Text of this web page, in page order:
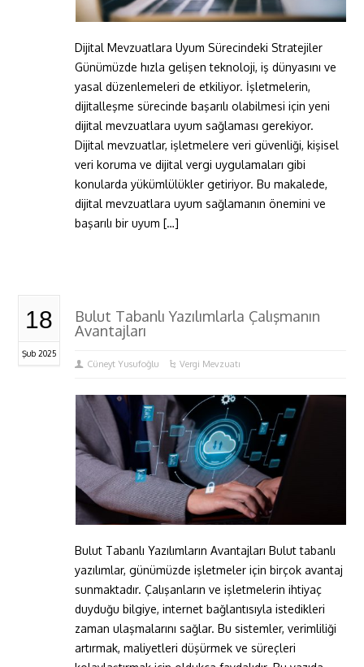
Dijital Mevzuatlara Uyum Sürecindeki Stratejiler
Günümüzde hızla gelişen teknoloji, iş dünyasını ve
yasal düzenlemeleri de etkiliyor. İşletmelerin,
dijitalleşme sürecinde başarılı olabilmesi için yeni
dijital mevzuatlara uyum sağlaması gerekiyor.
Dijital mevzuatlar, işletmelere veri güvenliği, kişisel
veri koruma ve dijital vergi uygulamaları gibi
konularda yükümlülükler getiriyor. Bu makalede,
dijital mevzuatlara uyum sağlamanın önemini ve
başarılı bir uyum […]
18
Şub 2025
Bulut Tabanlı Yazılımlarla Çalışmanın
Avantajları
Cüneyt Yusufoğlu Vergi Mevzuatı
Bulut Tabanlı Yazılımların Avantajları Bulut tabanlı
yazılımlar, günümüzde işletmeler için birçok avantaj
sunmaktadır. Çalışanların ve işletmelerin ihtiyaç
duyduğu bilgiye, internet bağlantısıyla istedikleri
zaman ulaşmalarını sağlar. Bu sistemler, verimliliği
artırmak, maliyetleri düşürmek ve süreçleri